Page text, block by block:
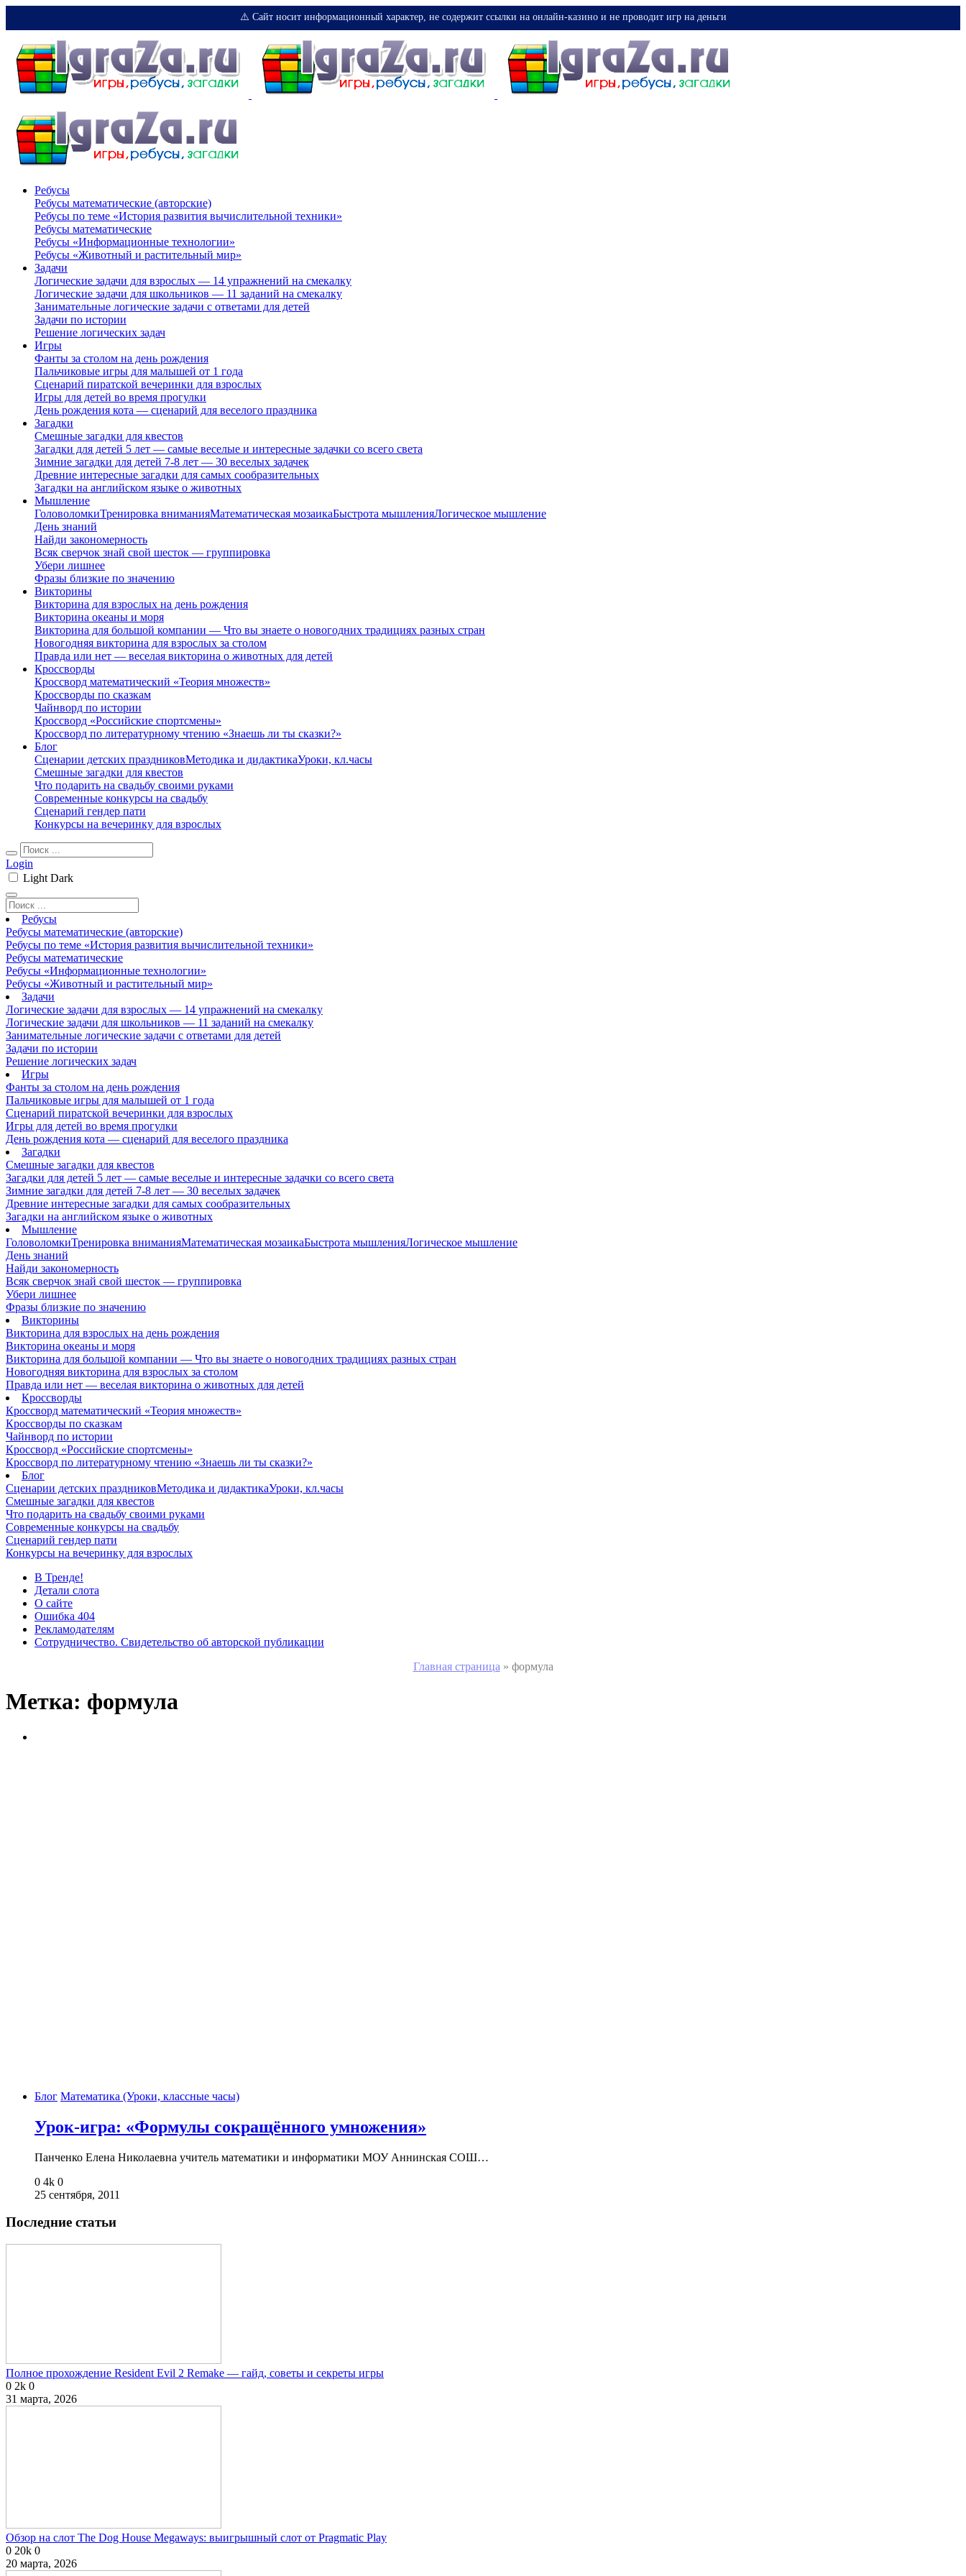
⚠️ Сайт носит информационный характер, не содержит ссылки на онлайн-казино и не проводит игр на деньги
Ребусы
Ребусы математические (авторские)
Ребусы по теме «История развития вычислительной техники»
Ребусы математические
Ребусы «Информационные технологии»
Ребусы «Животный и растительный мир»
Задачи
Логические задачи для взрослых — 14 упражнений на смекалку
Логические задачи для школьников — 11 заданий на смекалку
Занимательные логические задачи с ответами для детей
Задачи по истории
Решение логических задач
Игры
Фанты за столом на день рождения
Пальчиковые игры для малышей от 1 года
Сценарий пиратской вечеринки для взрослых
Игры для детей во время прогулки
День рождения кота — сценарий для веселого праздника
Загадки
Смешные загадки для квестов
Загадки для детей 5 лет — самые веселые и интересные задачки со всего света
Зимние загадки для детей 7-8 лет — 30 веселых задачек
Древние интересные загадки для самых сообразительных
Загадки на английском языке о животных
Мышление
ГоловоломкиТренировка вниманияМатематическая мозаикаБыстрота мышленияЛогическое мышление
День знаний
Найди закономерность
Всяк сверчок знай свой шесток — группировка
Убери лишнее
Фразы близкие по значению
Викторины
Викторина для взрослых на день рождения
Викторина океаны и моря
Викторина для большой компании — Что вы знаете о новогодних традициях разных стран
Новогодняя викторина для взрослых за столом
Правда или нет — веселая викторина о животных для детей
Кроссворды
Кроссворд математический «Теория множеств»
Кроссворды по сказкам
Чайнворд по истории
Кроссворд «Российские спортсмены»
Кроссворд по литературному чтению «Знаешь ли ты сказки?»
Блог
Сценарии детских праздниковМетодика и дидактикаУроки, кл.часы
Смешные загадки для квестов
Что подарить на свадьбу своими руками
Современные конкурсы на свадьбу
Сценарий гендер пати
Конкурсы на вечеринку для взрослых
Login
Light Dark
Ребусы
Ребусы математические (авторские)
Ребусы по теме «История развития вычислительной техники»
Ребусы математические
Ребусы «Информационные технологии»
Ребусы «Животный и растительный мир»
Задачи
Логические задачи для взрослых — 14 упражнений на смекалку
Логические задачи для школьников — 11 заданий на смекалку
Занимательные логические задачи с ответами для детей
Задачи по истории
Решение логических задач
Игры
Фанты за столом на день рождения
Пальчиковые игры для малышей от 1 года
Сценарий пиратской вечеринки для взрослых
Игры для детей во время прогулки
День рождения кота — сценарий для веселого праздника
Загадки
Смешные загадки для квестов
Загадки для детей 5 лет — самые веселые и интересные задачки со всего света
Зимние загадки для детей 7-8 лет — 30 веселых задачек
Древние интересные загадки для самых сообразительных
Загадки на английском языке о животных
Мышление
ГоловоломкиТренировка вниманияМатематическая мозаикаБыстрота мышленияЛогическое мышление
День знаний
Найди закономерность
Всяк сверчок знай свой шесток — группировка
Убери лишнее
Фразы близкие по значению
Викторины
Викторина для взрослых на день рождения
Викторина океаны и моря
Викторина для большой компании — Что вы знаете о новогодних традициях разных стран
Новогодняя викторина для взрослых за столом
Правда или нет — веселая викторина о животных для детей
Кроссворды
Кроссворд математический «Теория множеств»
Кроссворды по сказкам
Чайнворд по истории
Кроссворд «Российские спортсмены»
Кроссворд по литературному чтению «Знаешь ли ты сказки?»
Блог
Сценарии детских праздниковМетодика и дидактикаУроки, кл.часы
Смешные загадки для квестов
Что подарить на свадьбу своими руками
Современные конкурсы на свадьбу
Сценарий гендер пати
Конкурсы на вечеринку для взрослых
В Тренде!
Детали слота
О сайте
Ошибка 404
Рекламодателям
Сотрудничество. Свидетельство об авторской публикации
Главная страница » формула
Метка: формула
Блог Математика (Уроки, классные часы)
Урок-игра: «Формулы сокращённого умножения»
Панченко Елена Николаевна учитель математики и информатики МОУ Аннинская СОШ…
0 4k 0
25 сентября, 2011
Последние статьи
Полное прохождение Resident Evil 2 Remake — гайд, советы и секреты игры
0 2k 0
31 марта, 2026
Обзор на слот The Dog House Megaways: выигрышный слот от Pragmatic Play
0 20k 0
20 марта, 2026